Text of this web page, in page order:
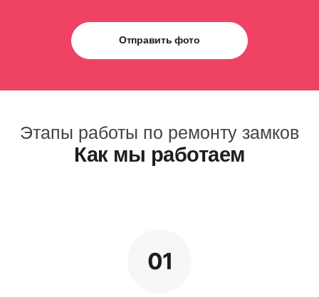
Отправить фото
Этапы работы по ремонту замков
Как мы работаем
01